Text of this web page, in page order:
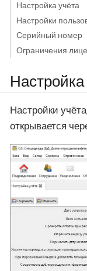
Настройка учёта
Настройки
Серийный номер
Ограничения
Настройка
Настройки
открывается